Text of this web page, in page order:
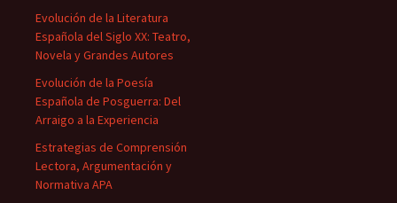
Evolución de la Literatura
Española del Siglo XX: Teatro,
Novela y Grandes Autores
Evolución de la Poesía
Española de Posguerra: Del
Arraigo a la Experiencia
Estrategias de Comprensión
Lectora, Argumentación y
Normativa APA